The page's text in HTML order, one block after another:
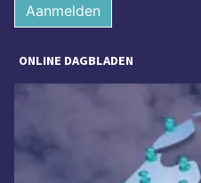
Aanmelden
ONLINE DAGBLADEN